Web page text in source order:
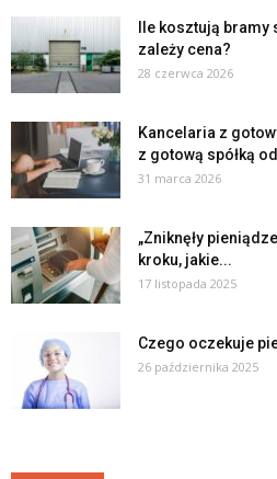
Ile kosztują
zależy cena?
28 czerwca 2026
Kancelaria z
z gotową spółką
31 marca 2026
„Zniknęły
kroku, jakie...
17 listopada 2025
Czego oczekuje
26 października 2025